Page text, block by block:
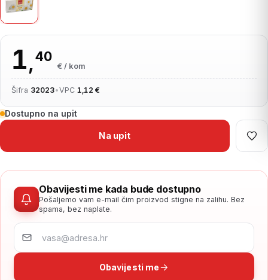
1,40
€ / kom
Šifra 32023•VPC 1,12 €
Dostupno na upit
Na upit
Obavijesti me kada bude dostupno
Pošaljemo vam e-mail čim proizvod stigne na zalihu. Bez
spama, bez naplate.
Obavijesti me